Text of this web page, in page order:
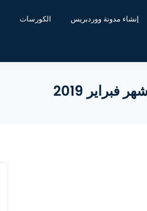
إنشاء مدونة ووردبريس الكورسات
فبراير 2019